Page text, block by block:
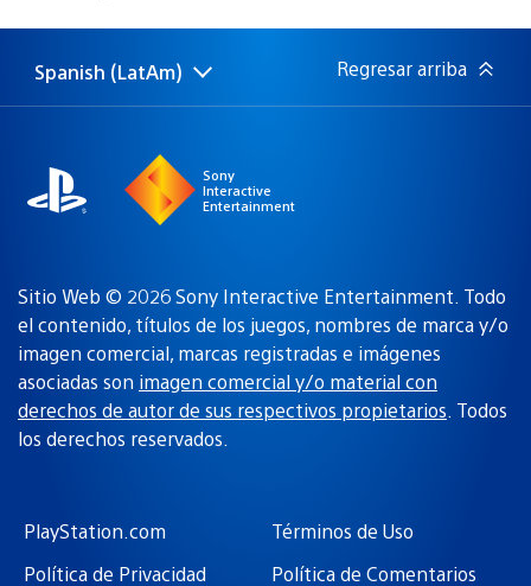
publicación:
Elige
Región
Spanish (LatAm) Regresar arriba
Sony
Interactive
Entertainment
Sitio Web © 2026 Sony Interactive Entertainment. Todo
el contenido, títulos de los juegos, nombres de marca y/o
imagen comercial, marcas registradas e imágenes
asociadas son imagen comercial y/o material con
derechos de autor de sus respectivos propietarios. Todos
los derechos reservados.
PlayStation.com
Términos de Uso
Política de Privacidad
Política de Comentarios